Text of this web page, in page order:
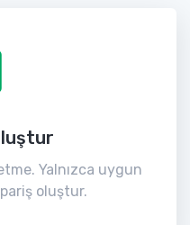
Yalnızca uygun
oluştur.